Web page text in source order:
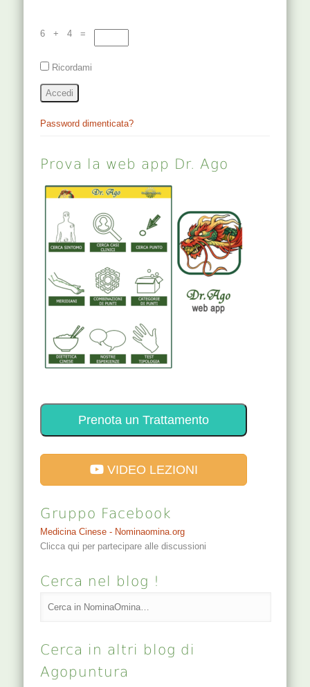
6 + 4 =
Ricordami
Accedi
Password dimenticata?
Prova la web app Dr. Ago
Prenota un Trattamento
VIDEO LEZIONI
Gruppo Facebook
Medicina Cinese - Nominaomina.org
Clicca qui per partecipare alle discussioni
Cerca nel blog !
Cerca in altri blog di
Agopuntura